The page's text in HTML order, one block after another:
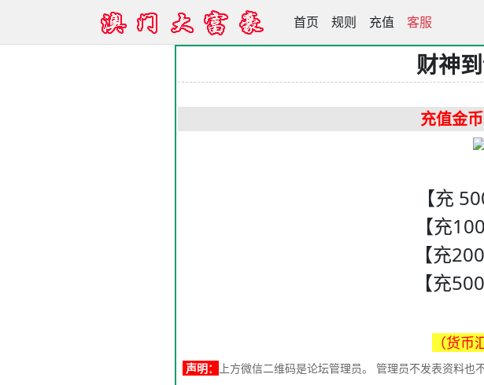
首页 规则 充值 客服
新澳彩大富豪高手论坛
财神
充值金
【充
【充
【充
【充
（货币
声明：
上方微信二维码是论坛管理员。 管理员不发表资料